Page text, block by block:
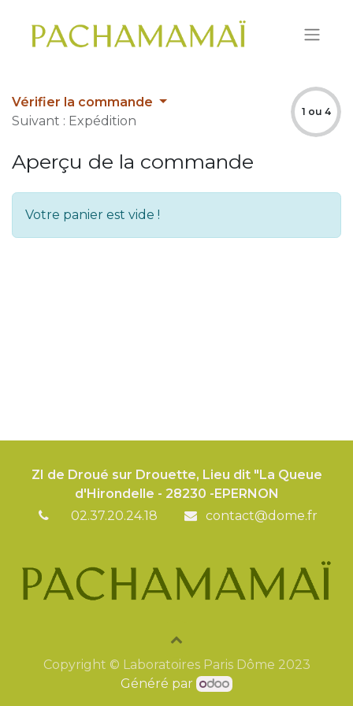
Vérifier la commande
Suivant : Expédition
1 ou 4
Aperçu de la commande
Votre panier est vide !
ZI de Droué sur Drouette, Lieu dit "La Queue
d'Hirondelle - 28230 -EPERNON
02.37.20.24.18
contact@dome.fr
Copyright © Laboratoires Paris Dôme 2023
Généré par